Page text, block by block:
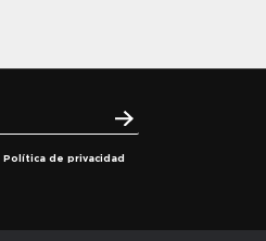
Política de privacidad